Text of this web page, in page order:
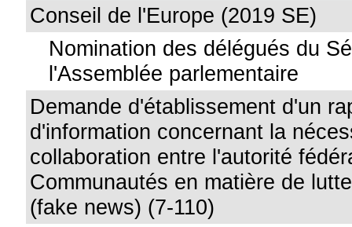
Conseil de l'Europe (2019 SE)
Nomination des délégués du
l'Assemblée parlementaire
Demande d'établissement d'un
d'information concernant la
collaboration entre l'autorité
Communautés en matière de
(fake news) (7-110)